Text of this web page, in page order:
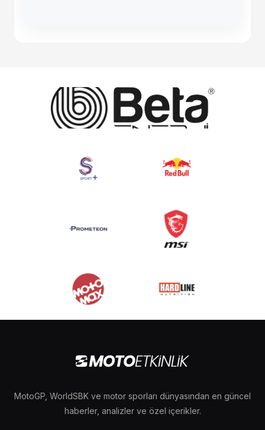
MotoGP, WorldSBK ve motor sporları dünyasından en güncel
haberler, analizler ve özel içerikler.